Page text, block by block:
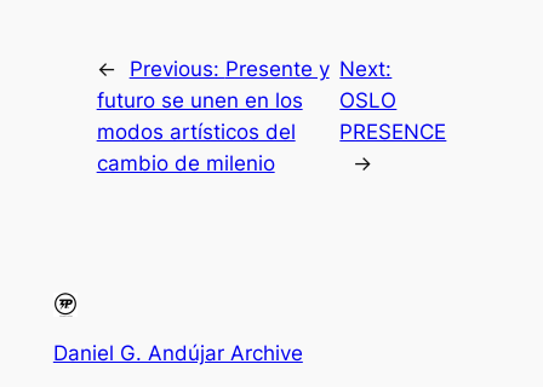
← Previous: Presente y
futuro se unen en los
modos artísticos del
cambio de milenio
Next:
OSLO
PRESENCE
→
Daniel G. Andújar Archive